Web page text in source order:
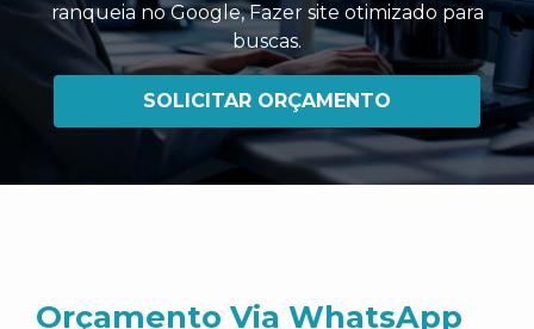
ranqueia no Google,Fazer site otimizado para
buscas.
SOLICITAR ORÇAMENTO
Orçamento Via WhatsApp